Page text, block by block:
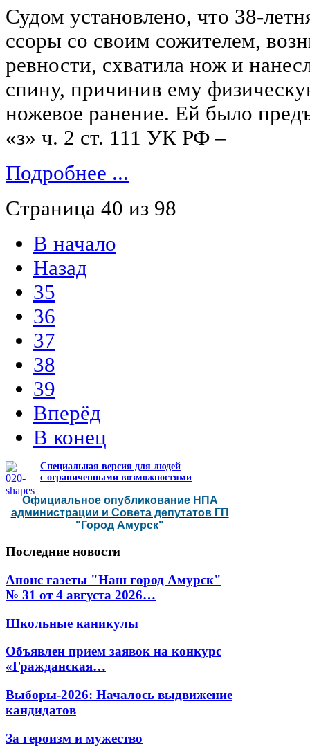
Судом установлено, что 38-
ссоры со своим сожителем,
ревности, схватила нож и
спину, причинив ему
ножевое ранение. Ей было
«з» ч. 2 ст. 111 УК РФ –
Подробнее ...
Страница 40 из 98
В начало
Назад
35
36
37
38
39
Вперёд
В конец
Специальная версия для людей
с ограниченными возможностями
Официальное опубликование НПА
администрации и Совета депутатов ГП
"Город Амурск"
Последние новости
Анонс газеты "Наш город Амурск"
№ 31 от 4 августа 2026…
Школьные каникулы
Объявлен прием заявок на конкурс
«Гражданская…
Выборы-2026: Началось выдвижение
кандидатов
За героизм и мужество